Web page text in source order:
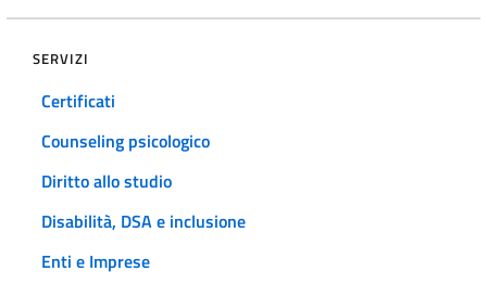
SERVIZI
Certificati
Counseling psicologico
Diritto allo studio
Disabilità, DSA e inclusione
Enti e Imprese